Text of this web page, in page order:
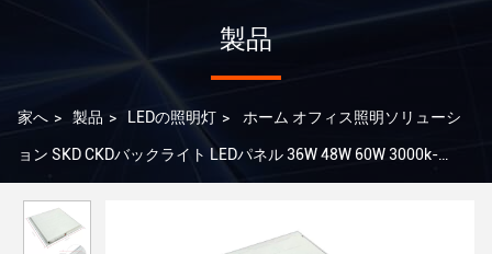
製品
家へ > 製品 > LEDの照明灯 > ホーム オフィス照明ソリューシ
ョン SKD CKDバックライト LEDパネル 36W 48W 60W 3000k-